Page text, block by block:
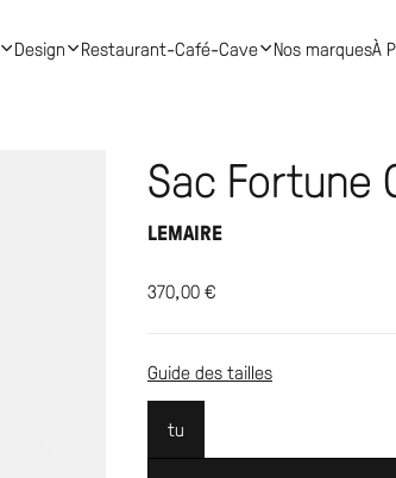
Design Restaurant-Café-Cave Nos marquesÀ
Sac Fortune
LEMAIRE
370,00€
Guide des tailles
tu